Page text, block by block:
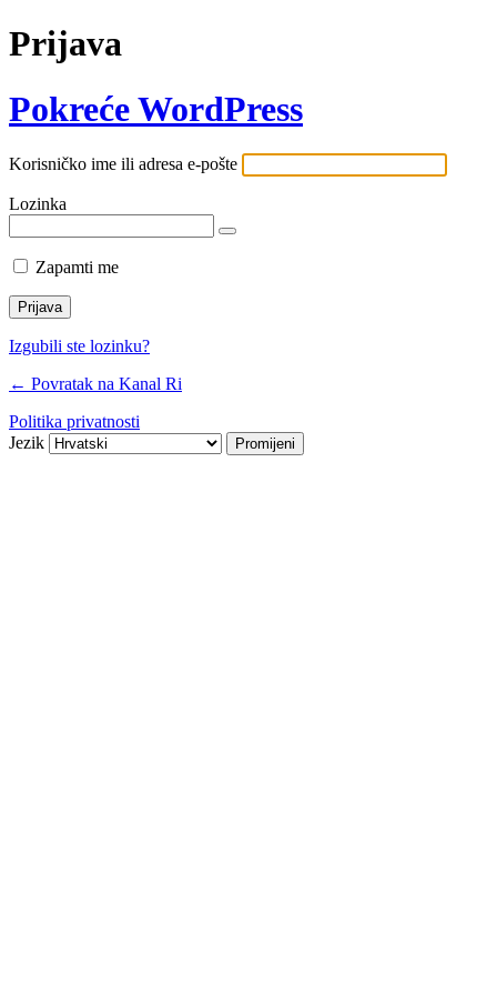
Prijava
Pokreće WordPress
Korisničko ime ili adresa e-pošte
Lozinka
Zapamti me
Izgubili ste lozinku?
← Povratak na Kanal Ri
Politika privatnosti
Jezik